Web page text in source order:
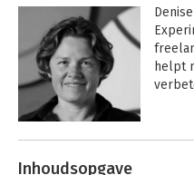
helpt
Andere boeken
Inhoudsopgave